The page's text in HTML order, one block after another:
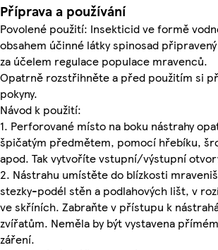
Příprava a používání
Povolené použití: Insekticid ve formě
obsahem účinné látky spinosad
za účelem regulace populace mravenců.
Opatrně rozstřihněte a před použitím si
pokyny.
Návod k použití:
1. Perforované místo na boku nástrahy
špičatým předmětem, pomocí hřebíku,
apod. Tak vytvoříte vstupní/výstupní
2. Nástrahu umístěte do blízkosti
stezky-podél stěn a podlahových lišt, v
ve skříních. Zabraňte v přístupu k
zvířatům. Neměla by být vystavena
záření.